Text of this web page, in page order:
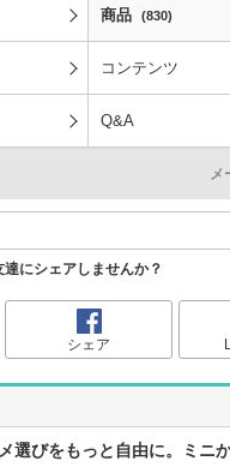
商品 (830)
コンテンツ
Q&A
メ
にシェアしませんか？
シェア
選びをもっと自由に。ミニ